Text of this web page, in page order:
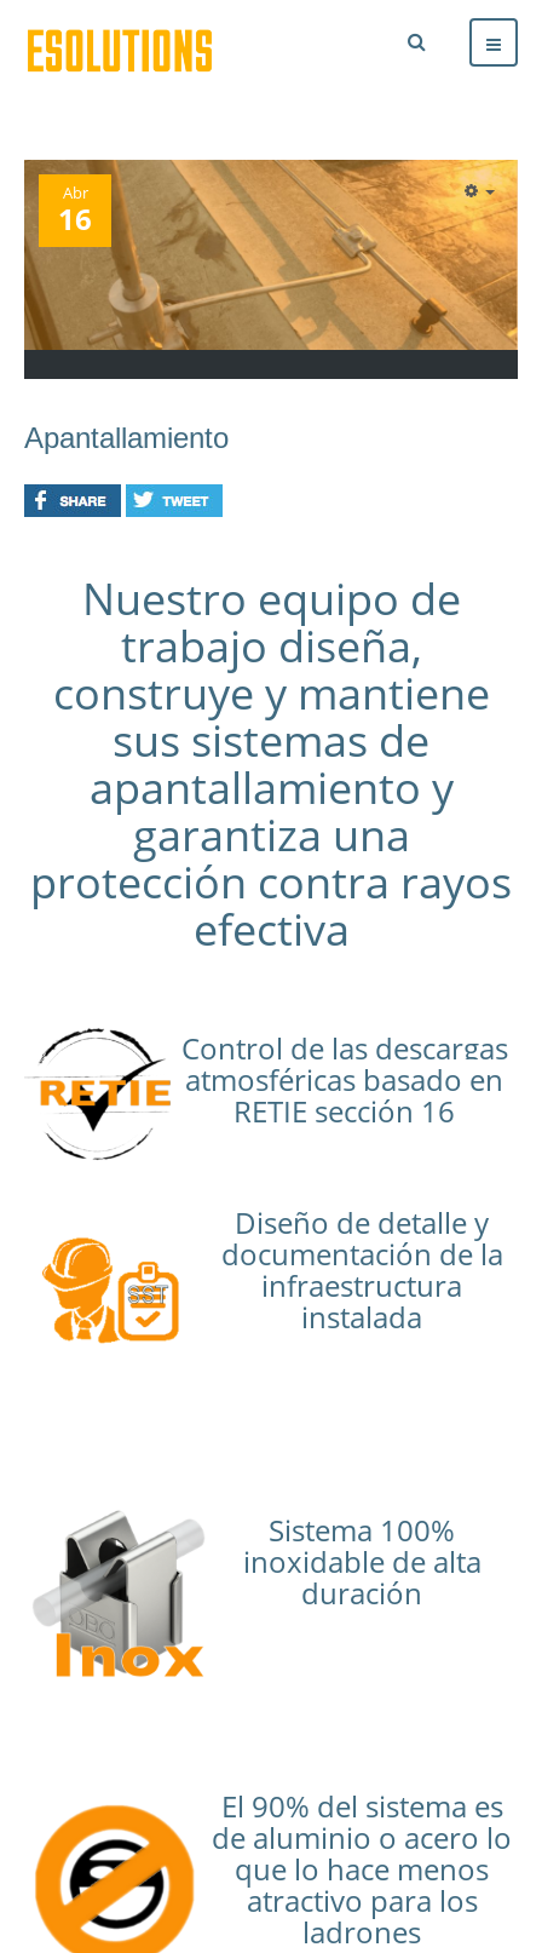
Abr
16
Apantallamiento
Nuestro equipo de
trabajo diseña,
construye y mantiene
sus sistemas de
apantallamiento y
garantiza una
protección contra rayos
efectiva
Control de las descargas
atmosféricas basado en
RETIE sección 16
Diseño de detalle y
documentación de la
infraestructura
instalada
Sistema 100%
inoxidable de alta
duración
El 90% del sistema es
de aluminio o acero lo
que lo hace menos
atractivo para los
ladrones